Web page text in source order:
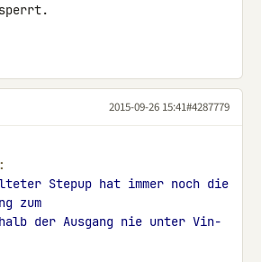
2015-09-26 15:41#4287779
Stepup hat immer noch die
zum
der Ausgang nie unter Vin-